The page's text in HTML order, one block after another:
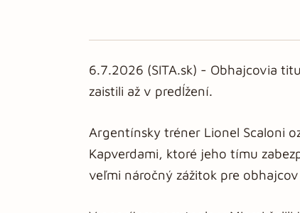
6.7.2026 (SITA.sk) - Obhajcovia
zaistili až v predĺžení.
Argentínsky tréner Lionel Scaloni
Kapverdami, ktoré jeho tímu
veľmi náročný zážitok pre